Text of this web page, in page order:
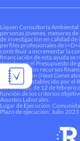
Liquen Consultoría Ambiental
personas jóvenes, menores
de investigación en calidad
perfiles profesionales de
contribuir a incrementar la
financiación de esta ayuda se
dotados en el Presupuesto de
el marco de los recursos
Recuperación (Next
Resiliencia establecido por
del Consejo, de 12 de febrero
función de los criterios
Asuntos Laborales.
Lugar de Ejecución:
Plazo de ejecución: Julio